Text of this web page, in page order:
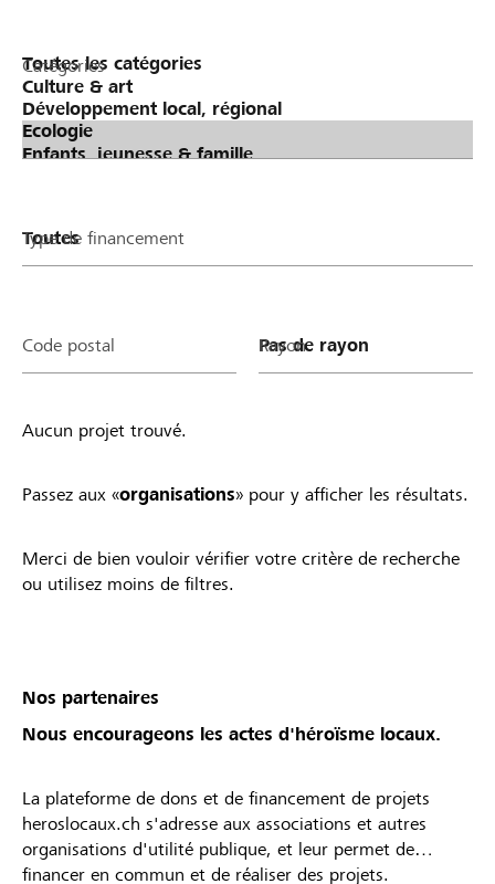
Catégories
Type de financement
Code postal Rayon
Aucun projet trouvé.
Passez aux «organisations» pour y afficher les résultats.
Merci de bien vouloir vérifier votre critère de recherche
ou utilisez moins de filtres.
Nos partenaires
Nous encourageons les actes d'héroïsme locaux.
La plateforme de dons et de financement de projets
heroslocaux.ch s'adresse aux associations et autres
organisations d'utilité publique, et leur permet de
financer en commun et de réaliser des projets.